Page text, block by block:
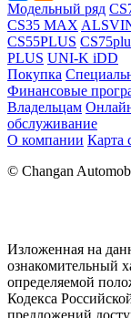
Модельный ряд
CS35 MAX
CS55PLUS
PLUS UNI-K iDD
Покупка
Финансовые
Владельцам
обслуживание
О компании Карта
© Changan
Изложенная на
ознакомительный
определяемой
Кодекса